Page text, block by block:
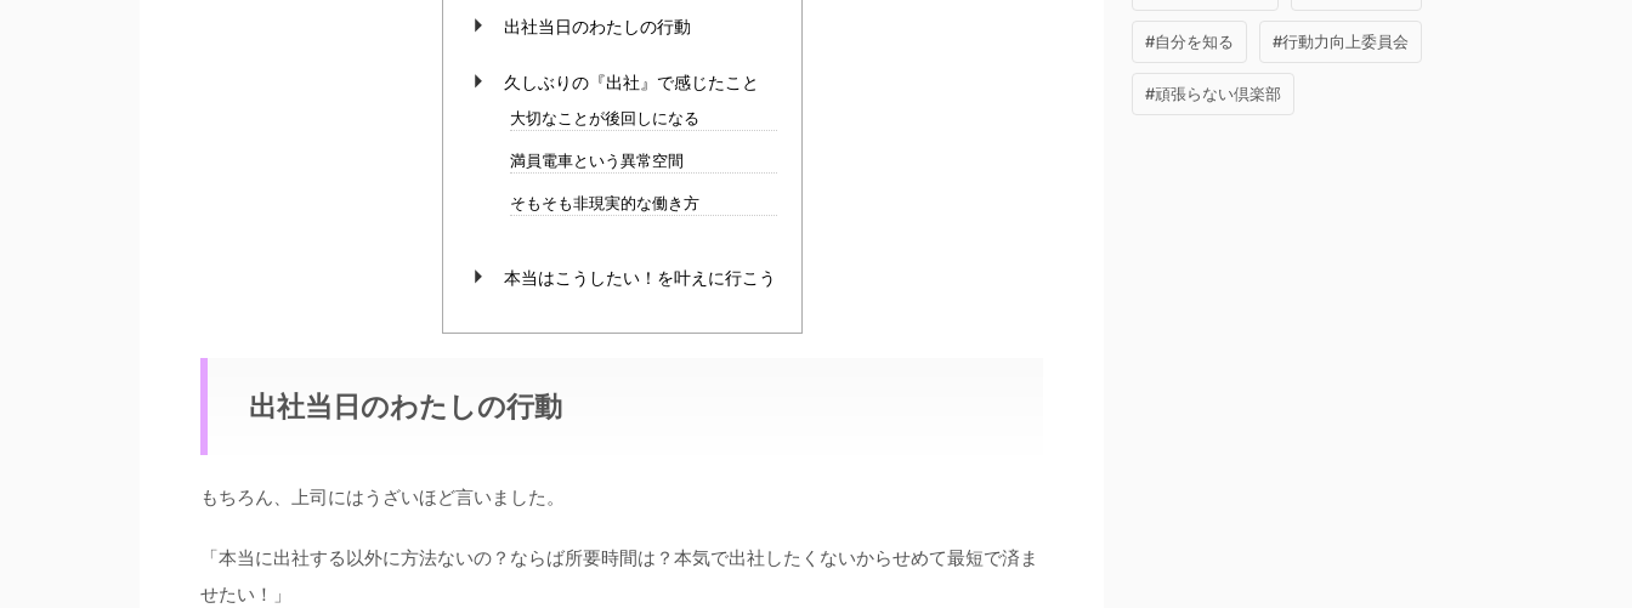
出社当日のわたしの行動
久しぶりの『出社』で感じたこと
大切なことが後回しになる
満員電車という異常空間
そもそも非現実的な働き方
本当はこうしたい！を叶えに行こう
出社当日のわたしの行動
もちろん、上司にはうざいほど言いました。
「本当に出社する以外に方法ないの？ならば所要時間は？本気で出社したくないからせめて最短で済ま
せたい！」
#自分を知る #行動力向上委員会
#頑張らない倶楽部